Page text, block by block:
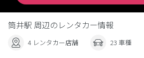
筒井駅 周辺のレンタカー情報
4 レンタカー店舗 23 車種